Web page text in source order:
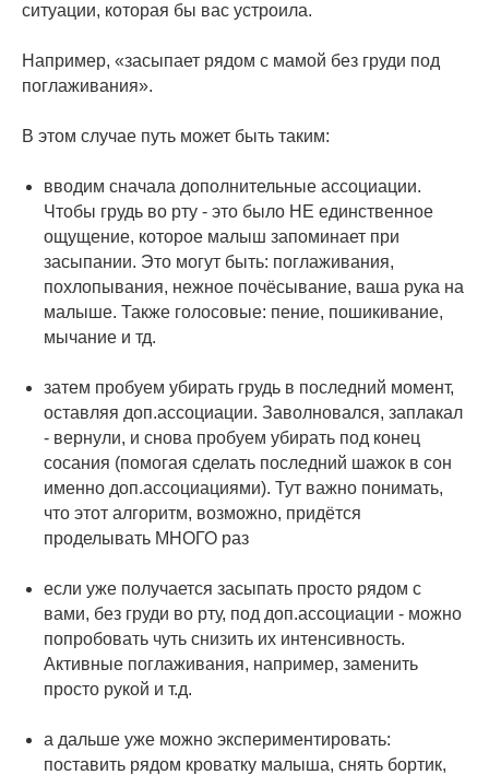
ситуации, которая бы вас устроила.
Например, «засыпает рядом с мамой без груди под
поглаживания».
В этом случае путь может быть таким:
вводим сначала дополнительные ассоциации.
Чтобы грудь во рту - это было НЕ единственное
ощущение, которое малыш запоминает при
засыпании. Это могут быть: поглаживания,
похлопывания, нежное почёсывание, ваша рука на
малыше. Также голосовые: пение, пошикивание,
мычание и тд.
затем пробуем убирать грудь в последний момент,
оставляя доп.ассоциации. Заволновался, заплакал
- вернули, и снова пробуем убирать под конец
сосания (помогая сделать последний шажок в сон
именно доп.ассоциациями). Тут важно понимать,
что этот алгоритм, возможно, придётся
проделывать МНОГО раз
если уже получается засыпать просто рядом с
вами, без груди во рту, под доп.ассоциации - можно
попробовать чуть снизить их интенсивность.
Активные поглаживания, например, заменить
просто рукой и т.д.
а дальше уже можно экспериментировать:
поставить рядом кроватку малыша, снять бортик,